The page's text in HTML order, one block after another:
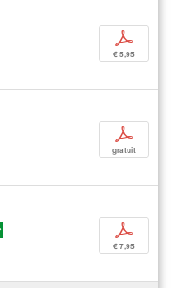
p
€ 5,95
p
gratuit
p
€ 7,95